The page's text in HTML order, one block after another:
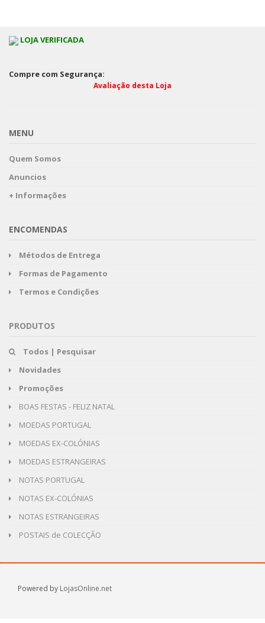
LOJA VERIFICADA
Compre com Segurança:
Avaliação desta Loja
MENU
Quem Somos
Anuncios
+ Informações
ENCOMENDAS
Métodos de Entrega
Formas de Pagamento
Termos e Condições
PRODUTOS
Todos | Pesquisar
Novidades
Promoções
BOAS FESTAS - FELIZ NATAL
MOEDAS PORTUGAL
MOEDAS EX-COLÓNIAS
MOEDAS ESTRANGEIRAS
NOTAS PORTUGAL
NOTAS EX-COLÓNIAS
NOTAS ESTRANGEIRAS
POSTAIS de COLECÇÃO
Powered by LojasOnline.net